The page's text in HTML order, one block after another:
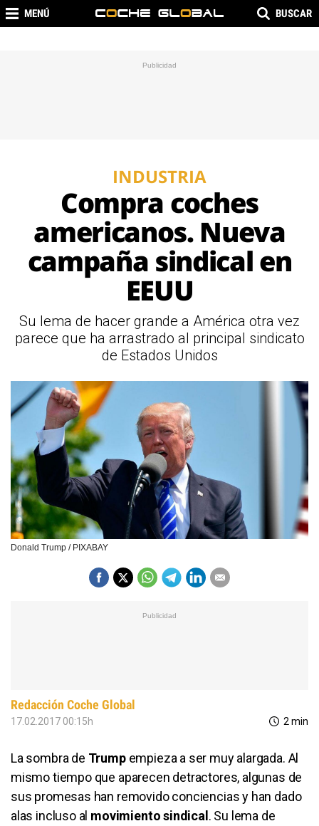
MENÚ BUSCAR
INDUSTRIA
Compra coches
americanos. Nueva
campaña sindical en
EEUU
Su lema de hacer grande a América otra vez
parece que ha arrastrado al principal sindicato
de Estados Unidos
Donald Trump / PIXABAY
Redacción Coche Global
17.02.2017 00:15h 2 min
La sombra de Trumpempieza a ser muy alargada. Al
mismo tiempo que aparecen detractores, algunas de
sus promesas han removido conciencias y han dado
alas incluso al movimiento sindical. Su lema de